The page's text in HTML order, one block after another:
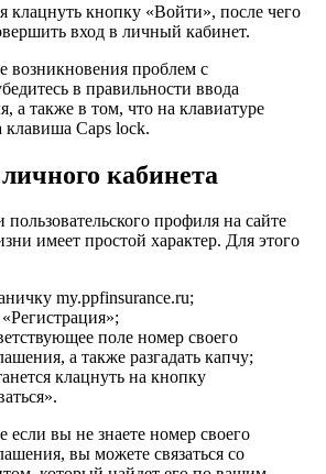
клацнуть кнопку «Войти», после чего
вход в личный кабинет.
возникновения проблем с
в правильности ввода
а также в том, что на клавиатуре
клавиша Caps lock.
кабинета
профиля на сайте
имеет простой характер. Для этого
my.ppfinsurance.ru;
поле номер своего
а также разгадать капчу;
клацнуть на кнопку
если вы не знаете номер своего
вы можете связаться со